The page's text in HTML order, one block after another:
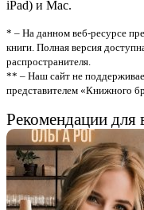
iPad) и Mac.
* – На данном веб-ресурсе
книги. Полная версия
распространителя.
** – Наш сайт не
представителем «Книжного
Рекомендации для